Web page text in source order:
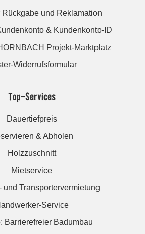
Rückgabe und Reklamation
& Kundenkonto-ID
Projekt-Marktplatz
Widerrufsformular
Top-Services
Dauertiefpreis
& Abholen
Holzzuschnitt
Mietservice
und Transportervermietung
Service
Barrierefreier Badumbau